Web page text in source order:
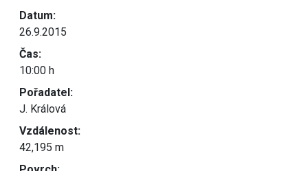
Datum:
26.9.2015
Čas:
10:00 h
Pořadatel:
J. Králová
Vzdálenost:
42,195 m